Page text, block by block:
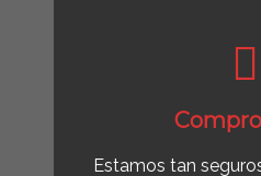
Estamos tan